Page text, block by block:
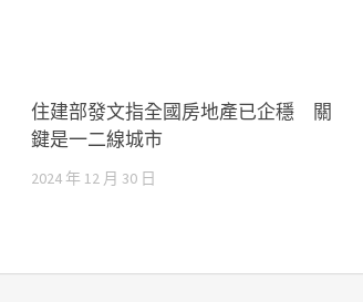
住建部發文指全國房地產已企穩 關
鍵是一二線城市
2024 年 12 月 30 日